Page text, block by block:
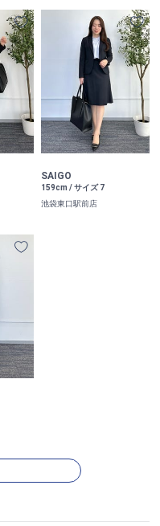
SAIGO
159cm / サイズ 7
池袋東口駅前店